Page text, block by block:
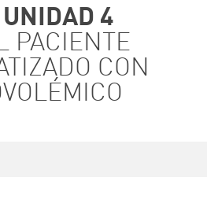
VIDEO
4
PACIENTE
CON